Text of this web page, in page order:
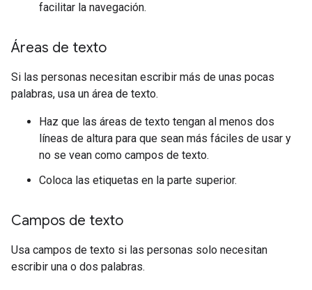
facilitar la navegación.
Áreas de texto
Si las personas necesitan escribir más de unas pocas
palabras, usa un área de texto.
Haz que las áreas de texto tengan al menos dos
líneas de altura para que sean más fáciles de usar y
no se vean como campos de texto.
Coloca las etiquetas en la parte superior.
Campos de texto
Usa campos de texto si las personas solo necesitan
escribir una o dos palabras.